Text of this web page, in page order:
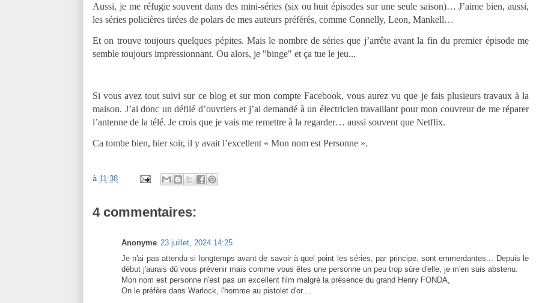
Aussi, je me réfugie souvent dans des mini-séries (six ou huit épisodes sur une seule saison)… J’aime bien, aussi,
les séries policières tirées de polars de mes auteurs préférés, comme Connelly, Leon, Mankell…
Et on trouve toujours quelques pépites. Mais le nombre de séries que j’arrête avant la fin du premier épisode me
semble toujours impressionnant. Ou alors, je "binge" et ça tue le jeu...
Si vous avez tout suivi sur ce blog et sur mon compte Facebook, vous aurez vu que je fais plusieurs travaux à la
maison. J’ai donc un défilé d’ouvriers et j’ai demandé à un électricien travaillant pour mon couvreur de me réparer
l’antenne de la télé. Je crois que je vais me remettre à la regarder… aussi souvent que Netflix.
Ca tombe bien, hier soir, il y avait l’excellent « Mon nom est Personne ».
à 11:38
4 commentaires:
Anonyme 23 juillet, 2024 14:25
Je n'ai pas attendu si longtemps avant de savoir à quel point les séries, par principe, sont emmerdantes... Depuis le
début j'aurais dû vous prévenir mais comme vous êtes une personne un peu trop sûre d'elle, je m'en suis abstenu.
Mon nom est personne n'est pas un excellent film malgré la présence du grand Henry FONDA,
On le préfère dans Warlock, l'homme au pistolet d'or....